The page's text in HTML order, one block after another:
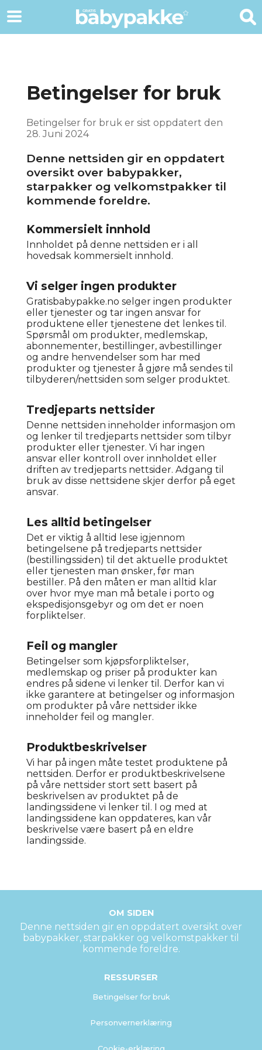
Betingelser for bruk
Betingelser for bruk er sist oppdatert den
28. Juni 2024
Denne nettsiden gir en oppdatert
oversikt over babypakker,
starpakker og velkomstpakker til
kommende foreldre.
Kommersielt innhold
Innholdet på denne nettsiden er i all
hovedsak kommersielt innhold.
Vi selger ingen produkter
Gratisbabypakke.no selger ingen produkter
eller tjenester og tar ingen ansvar for
produktene eller tjenestene det lenkes til.
Spørsmål om produkter, medlemskap,
abonnementer, bestillinger, avbestillinger
og andre henvendelser som har med
produkter og tjenester å gjøre må sendes til
tilbyderen/nettsiden som selger produktet.
Tredjeparts nettsider
Denne nettsiden inneholder informasjon om
og lenker til tredjeparts nettsider som tilbyr
produkter eller tjenester. Vi har ingen
ansvar eller kontroll over innholdet eller
driften av tredjeparts nettsider. Adgang til
bruk av disse nettsidene skjer derfor på eget
ansvar.
Les alltid betingelser
Det er viktig å alltid lese igjennom
betingelsene på tredjeparts nettsider
(bestillingssiden) til det aktuelle produktet
eller tjenesten man ønsker, før man
bestiller. På den måten er man alltid klar
over hvor mye man må betale i porto og
ekspedisjonsgebyr og om det er noen
forpliktelser.
Feil og mangler
Betingelser som kjøpsforpliktelser,
medlemskap og priser på produkter kan
endres på sidene vi lenker til. Derfor kan vi
ikke garantere at betingelser og informasjon
om produkter på våre nettsider ikke
inneholder feil og mangler.
Produktbeskrivelser
Vi har på ingen måte testet produktene på
nettsiden. Derfor er produktbeskrivelsene
på våre nettsider stort sett basert på
beskrivelsen av produktet på de
landingssidene vi lenker til. I og med at
landingssidene kan oppdateres, kan vår
beskrivelse være basert på en eldre
landingsside.
OM SIDEN
Denne nettsiden gir en oppdatert oversikt over
babypakker, starpakker og velkomstpakker til
kommende foreldre.
RESSURSER
Betingelser for bruk
Personvernerklæring